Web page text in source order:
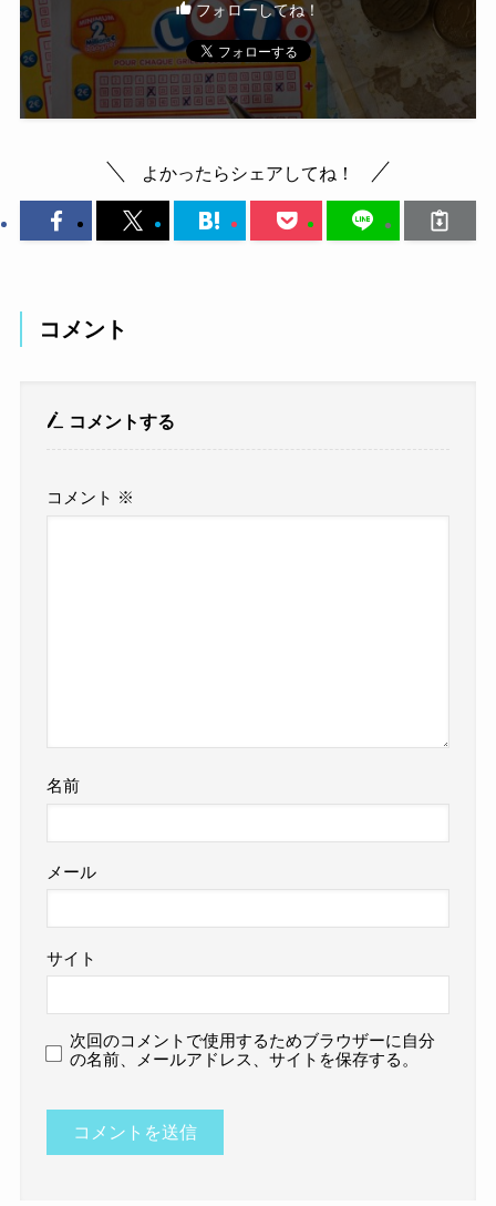
フォローしてね！
よかったらシェアしてね！
コメント
コメントする
コメント ※
名前
メール
サイト
次回のコメントで使用するためブラウザーに自分
の名前、メールアドレス、サイトを保存する。